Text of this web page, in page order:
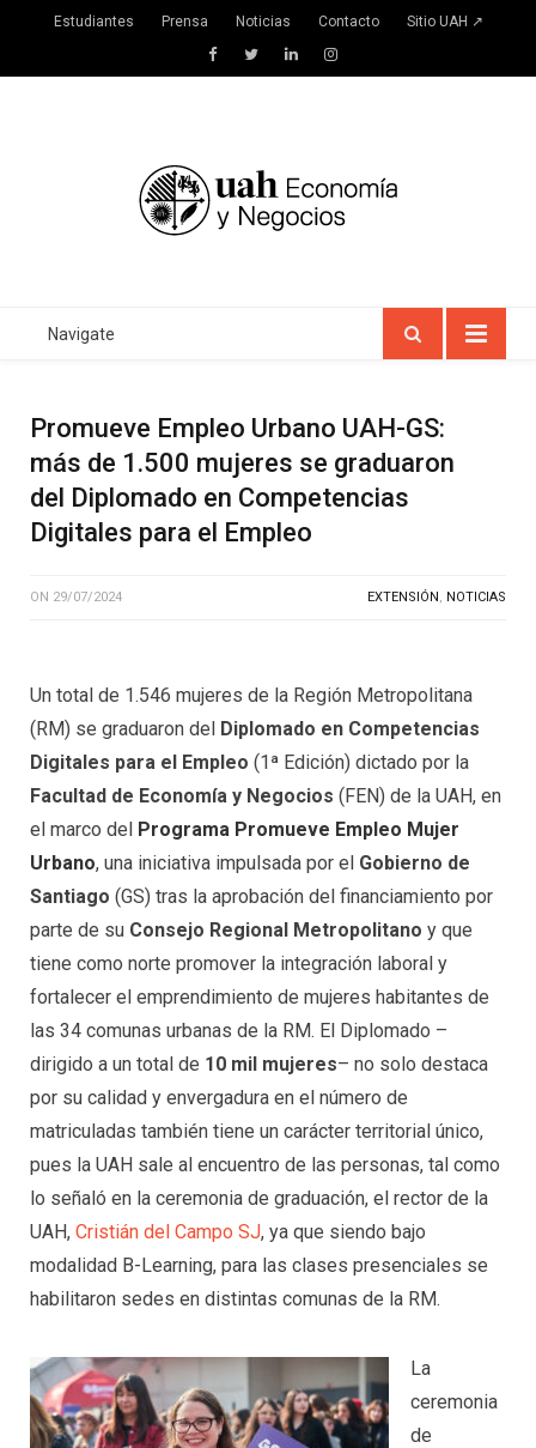
Estudiantes Prensa Noticias Contacto Sitio UAH ↗
FacebookTwitterLinkedInInstagram
Navigate
Promueve Empleo Urbano UAH-GS:
más de 1.500 mujeres se graduaron
del Diplomado en Competencias
Digitales para el Empleo
ON 29/07/2024 EXTENSIÓN, NOTICIAS
Un total de 1.546 mujeres de la Región Metropolitana
(RM) se graduaron del Diplomado en Competencias
Digitales para el Empleo (1ª Edición) dictado por la
Facultad de Economía y Negocios (FEN) de la UAH, en
el marco del Programa Promueve Empleo Mujer
Urbano, una iniciativa impulsada por el Gobierno de
Santiago (GS) tras la aprobación del financiamiento por
parte de su Consejo Regional Metropolitano y que
tiene como norte promover la integración laboral y
fortalecer el emprendimiento de mujeres habitantes de
las 34 comunas urbanas de la RM. El Diplomado –
dirigido a un total de 10 mil mujeres– no solo destaca
por su calidad y envergadura en el número de
matriculadas también tiene un carácter territorial único,
pues la UAH sale al encuentro de las personas, tal como
lo señaló en la ceremonia de graduación, el rector de la
UAH, Cristián del Campo SJ, ya que siendo bajo
modalidad B-Learning, para las clases presenciales se
habilitaron sedes en distintas comunas de la RM.
La
ceremonia
de